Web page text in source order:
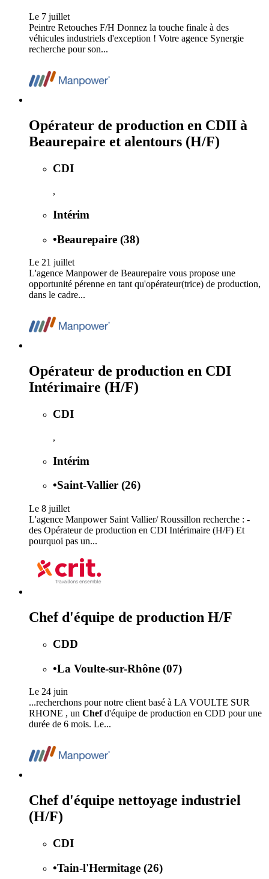
Le 7 juillet
Peintre Retouches F/H Donnez la touche finale à des
véhicules industriels d'exception ! Votre agence Synergie
recherche pour son...
Opérateur de production en CDII à
Beaurepaire et alentours (H/F)
CDI
,
Intérim
•Beaurepaire (38)
Le 21 juillet
L'agence Manpower de Beaurepaire vous propose une
opportunité pérenne en tant qu'opérateur(trice) de production,
dans le cadre...
Opérateur de production en CDI
Intérimaire (H/F)
CDI
,
Intérim
•Saint-Vallier (26)
Le 8 juillet
L'agence Manpower Saint Vallier/ Roussillon recherche : -
des Opérateur de production en CDI Intérimaire (H/F) Et
pourquoi pas un...
Chef d'équipe de production H/F
CDD
•La Voulte-sur-Rhône (07)
Le 24 juin
...recherchons pour notre client basé à LA VOULTE SUR
RHONE , un Chefd'équipe de production en CDD pour une
durée de 6 mois. Le...
Chef d'équipe nettoyage industriel
(H/F)
CDI
•Tain-l'Hermitage (26)